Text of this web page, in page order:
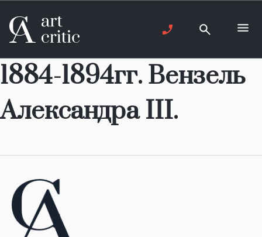
1884-1894гг. Вензель
Александра III.